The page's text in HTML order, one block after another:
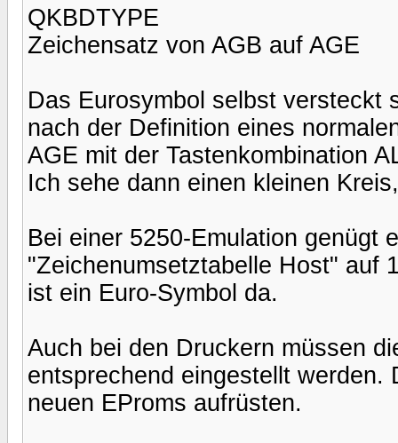
QKBDTYPE
Zeichensatz von AGB auf AGE
Das Eurosymbol selbst versteckt
nach der Definition eines
AGE mit der Tastenkombination
Ich sehe dann einen kleinen
Bei einer 5250-Emulation genügt
"Zeichenumsetztabelle Host" auf
ist ein Euro-Symbol da.
Auch bei den Druckern müssen
entsprechend eingestellt werden.
neuen EProms aufrüsten.